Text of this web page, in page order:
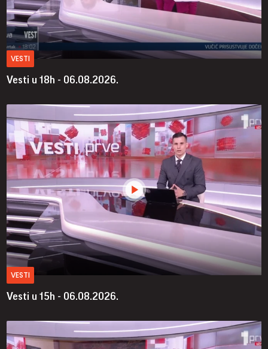
VESTI
Vesti u 18h - 06.08.2026.
VESTI
Vesti u 15h - 06.08.2026.